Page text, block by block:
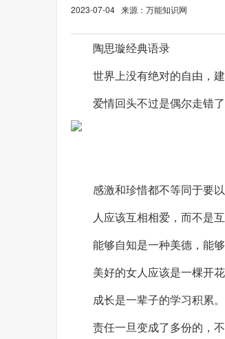
2023-07-04 来源：万能知识网
陶思璇经典语录
世界上没有绝对的自由，
爱情回头不过是偶尔走错
感激和珍惜都不等同于要以
人应该互相相爱，而不是
能够自知是一种美德，能
美好的女人应该是一棵开
成长是一辈子的学习积累。
责任一旦变成了多份的，